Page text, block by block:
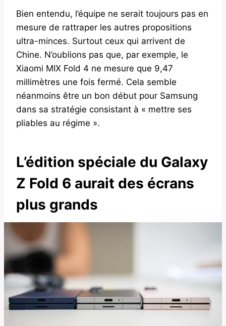
Bien entendu, l’équipe ne serait toujours pas en
mesure de rattraper les autres propositions
ultra-minces. Surtout ceux qui arrivent de
Chine. N’oublions pas que, par exemple, le
Xiaomi MIX Fold 4 ne mesure que 9,47
millimètres une fois fermé. Cela semble
néanmoins être un bon début pour Samsung
dans sa stratégie consistant à « mettre ses
pliables au régime ».
L’édition spéciale du Galaxy
Z Fold 6 aurait des écrans
plus grands